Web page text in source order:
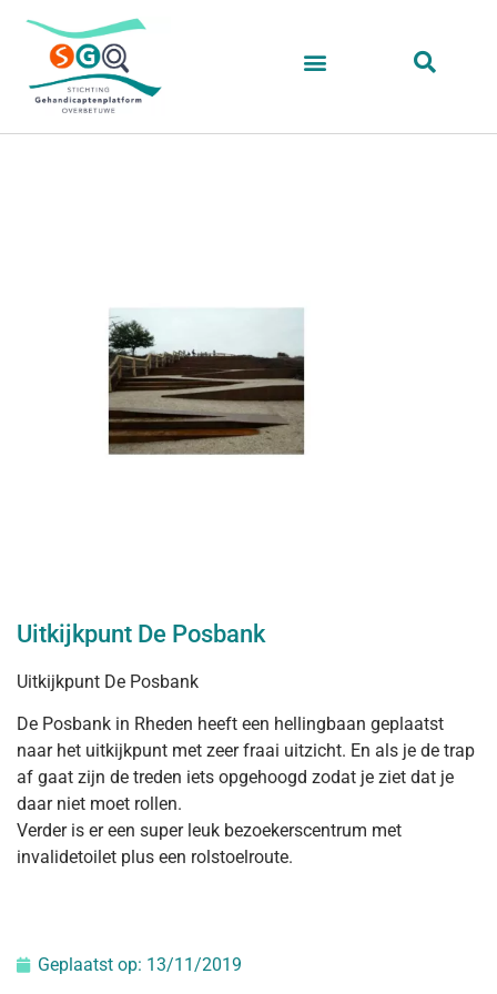
Uitkijkpunt De Posbank
Uitkijkpunt De Posbank
De Posbank in Rheden heeft een hellingbaan geplaatst
naar het uitkijkpunt met zeer fraai uitzicht. En als je de trap
af gaat zijn de treden iets opgehoogd zodat je ziet dat je
daar niet moet rollen.
Verder is er een super leuk bezoekerscentrum met
invalidetoilet plus een rolstoelroute.
Geplaatst op: 13/11/2019